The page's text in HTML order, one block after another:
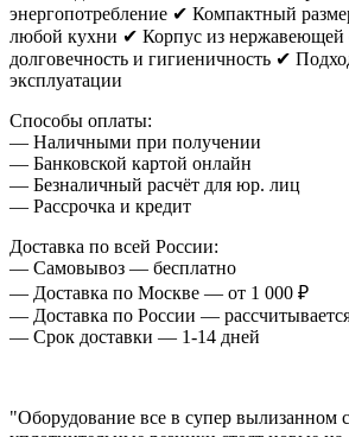
энергопотребление ✔ Компактный
любой кухни ✔ Корпус из
долговечность и гигиеничность ✔
эксплуатации
Способы оплаты:
— Наличными при получении
— Банковской картой онлайн
— Безналичный расчёт для юр. лиц
— Рассрочка и кредит
Доставка по всей России:
— Самовывоз — бесплатно
— Доставка по Москве — от 1 000 ₽
— Доставка по России —
— Срок доставки — 1-14 дней
"Оборудование все в супер вылизанном